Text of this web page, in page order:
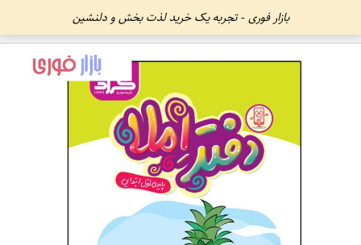
بازار فوری - تجربه یک خرید لذت بخش و دلنشین